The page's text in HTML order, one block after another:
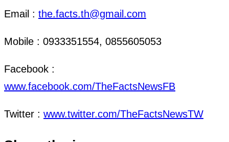
Email : the.facts.th@gmail.com
Mobile : 0933351554, 0855605053
Facebook :
www.facebook.com/TheFactsNewsFB
Twitter : www.twitter.com/TheFactsNewsTW